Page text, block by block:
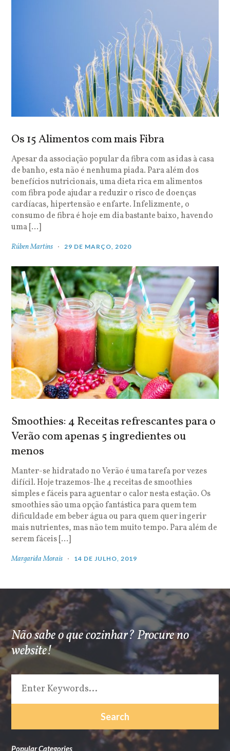
Os 15 Alimentos com mais Fibra
Apesar da associação popular da fibra com as idas à casa
de banho, esta não é nenhuma piada. Para além dos
benefícios nutricionais, uma dieta rica em alimentos
com fibra pode ajudar a reduzir o risco de doenças
cardíacas, hipertensão e enfarte. Infelizmente, o
consumo de fibra é hoje em dia bastante baixo, havendo
uma […]
Rúben Martins 29 DE MARÇO, 2020
Smoothies: 4 Receitas refrescantes para o
Verão com apenas 5 ingredientes ou
menos
Manter-se hidratado no Verão é uma tarefa por vezes
difícil. Hoje trazemos-lhe 4 receitas de smoothies
simples e fáceis para aguentar o calor nesta estação. Os
smoothies são uma opção fantástica para quem tem
dificuldade em beber água ou para quem quer ingerir
mais nutrientes, mas não tem muito tempo. Para além de
serem fáceis […]
Margarida Morais 14 DE JULHO, 2019
Não sabe o que cozinhar? Procure no
website!
Popular Categories